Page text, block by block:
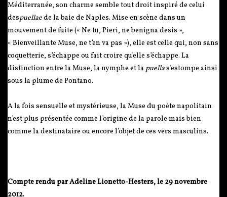
Méditerranée, son charme semble tout droit inspiré de celui
despuellaede la baie de Naples. Mise en scène dans un
mouvement de fuite (« Ne tu, Pieri, ne benigna desis »,
« Bienveillante Muse, ne t’en va pas »), elle est celle qui, non sans
coquetterie, s’échappe ou fait croire qu’elle s’échappe. La
distinction entre la Muse, la nymphe et la puellas’estompe ainsi
sous la plume de Pontano.
A la fois sensuelle et mystérieuse, la Muse du poète napolitain
n’est plus présentée comme l’origine de la parole mais bien
comme la destinataire ou encore l’objet de ces vers masculins.
Compte rendu par Adeline Lionetto-Hesters, le 29 novembre
2012.